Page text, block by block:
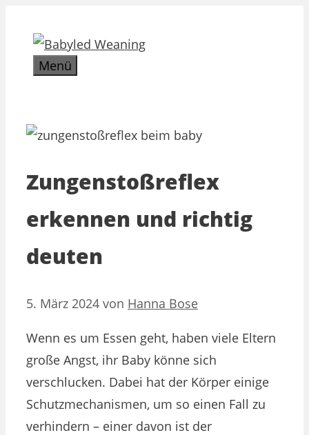
Inhalt
springenMenü
Zungenstoßreflex
erkennen und richtig
deuten
5. März 2024 von Hanna Bose
Wenn es um Essen geht, haben viele Eltern
große Angst, ihr Baby könne sich
verschlucken. Dabei hat der Körper einige
Schutzmechanismen, um so einen Fall zu
verhindern – einer davon ist der